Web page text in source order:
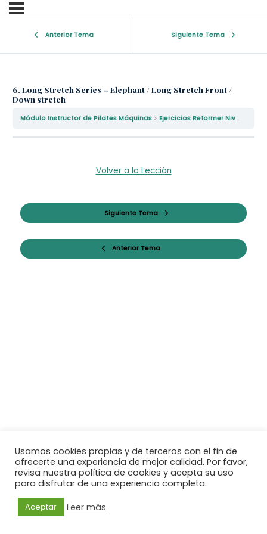
Anterior Tema Siguiente Tema
6. Long Stretch Series – Elephant / Long Stretch Front /
Down stretch
Módulo Instructor de Pilates Máquinas Ejercicios Reformer Nivel II
Anterior Tema
Volver a la Lección
Siguiente Tema
Usamos cookies propias y de terceros con el fin de
ofrecerte una experiencia de mejor calidad. Por favor,
revisa nuestra política de cookies y acepta su uso
para disfrutar de una experiencia completa.
Aceptar Leer más